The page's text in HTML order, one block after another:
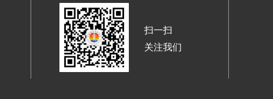
扫一扫
关注我们